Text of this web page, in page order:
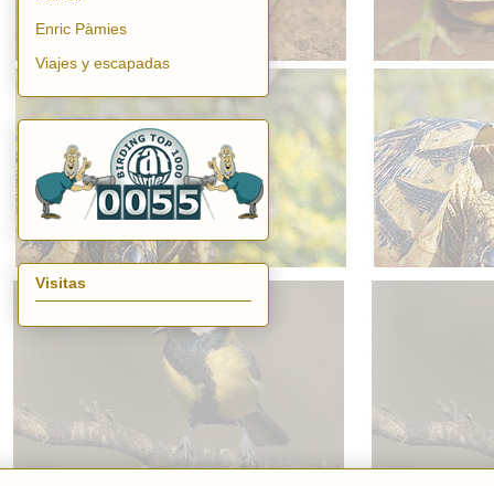
Enric Pàmies
Viajes y escapadas
Visitas